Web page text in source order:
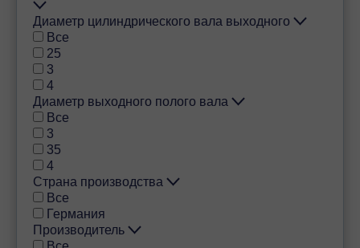
Диаметр цилиндрического вала выходного
Все
25
3
4
Диаметр выходного полого вала
Все
3
35
4
Страна производства
Все
Германия
Производитель